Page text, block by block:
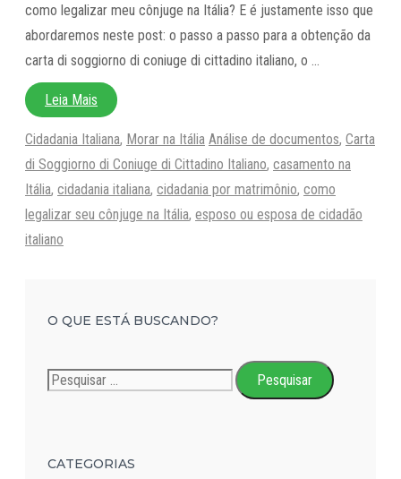
como legalizar meu cônjuge na Itália? E é justamente isso que
abordaremos neste post: o passo a passo para a obtenção da
carta di soggiorno di coniuge di cittadino italiano, o …
Leia Mais
Categorias
Cidadania Italiana, Morar na Itália Tags
Análise de documentos, Carta
di Soggiorno di Coniuge di Cittadino Italiano, casamento na
Itália, cidadania italiana, cidadania por matrimônio, como
legalizar seu cônjuge na Itália, esposo ou esposa de cidadão
italiano
O QUE ESTÁ BUSCANDO?
por:
CATEGORIAS